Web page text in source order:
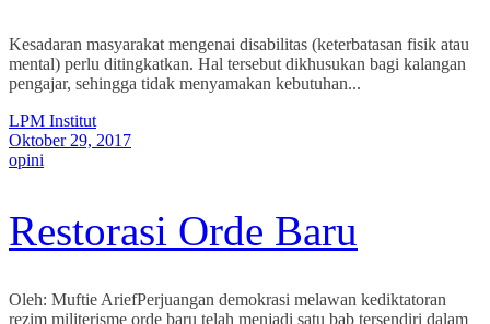
Kesadaran masyarakat mengenai disabilitas (keterbatasan fisik atau
mental) perlu ditingkatkan. Hal tersebut dikhusukan bagi kalangan
pengajar, sehingga tidak menyamakan kebutuhan...
LPM Institut
Oktober 29, 2017
opini
Restorasi Orde Baru
Oleh: Muftie AriefPerjuangan demokrasi melawan kediktatoran
rezim militerisme orde baru telah menjadi satu bab tersendiri dalam